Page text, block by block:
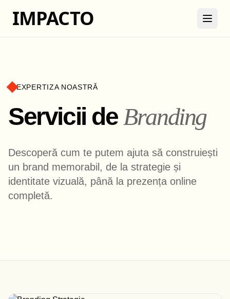
IMPACTO
EXPERTIZA NOASTRĂ
Servicii de Branding
Descoperă cum te putem ajuta să construiești
un brand memorabil, de la strategie și
identitate vizuală, până la prezența online
completă.